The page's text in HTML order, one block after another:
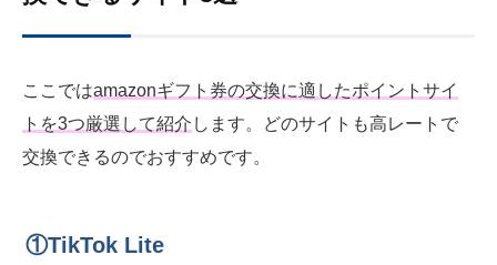
ここではamazonギフト券の交換に適したポイントサイ
トを3つ厳選して紹介 します。どのサイトも高レートで
交換できるのでおすすめです。
①TikTok Lite